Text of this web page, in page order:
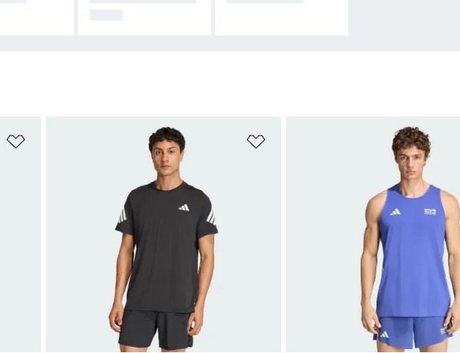
Añadir a la lista de deseos Añadir a la lista de deseos